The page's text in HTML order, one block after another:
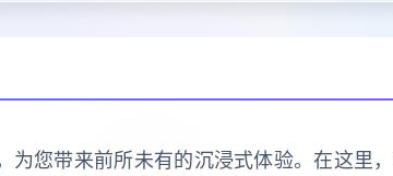
您带来前所未有的沉浸式体验。在这里